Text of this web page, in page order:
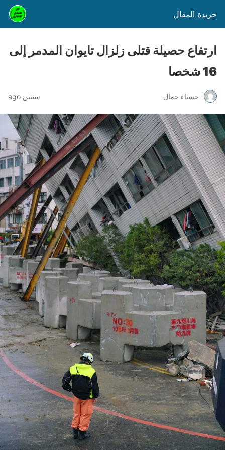
جريدة المقال
ارتفاع حصيلة قتلى زلزال تايوان المدمر إلى
16 شخصا
حسناء جمال سنتين ago